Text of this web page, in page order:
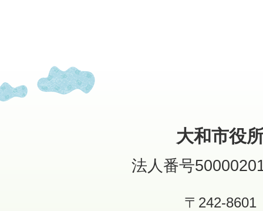
大和市役
法人番号
〒242-8601